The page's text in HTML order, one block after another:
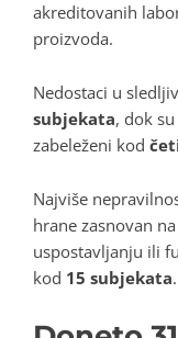
akreditovanih
proizvoda.
Nedostaci u
subjekata, dok
zabeleženi kod
Najviše
hrane zasnovan
uspostavljanju ili
kod 15 subjekata.